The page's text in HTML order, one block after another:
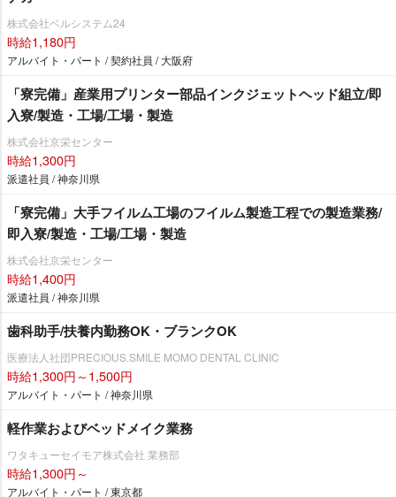
株式会社ベルシステム24
時給1,180円
アルバイト・パート / 契約社員 / 大阪府
「寮完備」産業用プリンター部品インクジェットヘッド組立/即
入寮/製造・工場/工場・製造
株式会社京栄センター
時給1,300円
派遣社員 / 神奈川県
「寮完備」大手フイルム工場のフイルム製造工程での製造業務/
即入寮/製造・工場/工場・製造
株式会社京栄センター
時給1,400円
派遣社員 / 神奈川県
歯科助手/扶養内勤務OK・ブランクOK
医療法人社団PRECIOUS.SMILE MOMO DENTAL CLINIC
時給1,300円～1,500円
アルバイト・パート / 神奈川県
軽作業およびベッドメイク業務
ワタキューセイモア株式会社 業務部
時給1,300円～
アルバイト・パート / 東京都